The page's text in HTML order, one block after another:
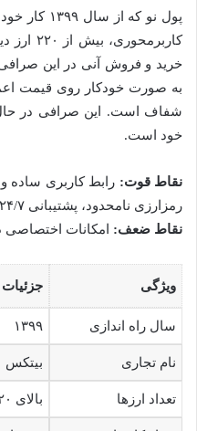
پول نو که
به صورت خودکار روی قیمت
شفاف است. این صرافی در
خود است.
نقاط قوت: رابط کاربری ساده
رمزارزی نامحدود، پشتیبانی ۲۴/۷.
نقاط ضعف: امکانات اختصاصی
ویژگی جزئیات
سال راه اندازی ۱۳۹۹
نام تجاری بیتکس
تعداد ارزها بالای ۲۲۰